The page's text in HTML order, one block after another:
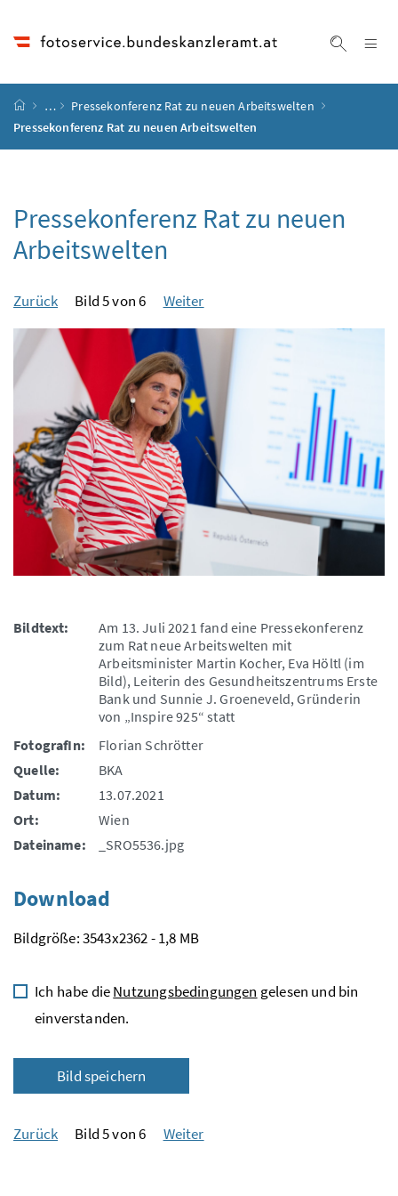
Startseite
…
Pressekonferenz Rat zu neuen Arbeitswelten
Pressekonferenz Rat zu neuen Arbeitswelten
Pressekonferenz Rat zu neuen
Arbeitswelten
Zurück Bild 5 von 6 Weiter
Bildtext:
Am 13. Juli 2021 fand eine Pressekonferenz
zum Rat neue Arbeitswelten mit
Arbeitsminister Martin Kocher, Eva Höltl (im
Bild), Leiterin des Gesundheitszentrums Erste
Bank und Sunnie J. Groeneveld, Gründerin
von „Inspire 925“ statt
FotografIn:
Florian Schrötter
Quelle:
BKA
Datum:
13.07.2021
Ort:
Wien
Dateiname:
_SRO5536.jpg
Download
Bildgröße: 3543x2362 - 1,8 MB
Ich habe dieNutzungsbedingungen gelesen und bin
einverstanden.
Bild speichern
Zurück Bild 5 von 6 Weiter